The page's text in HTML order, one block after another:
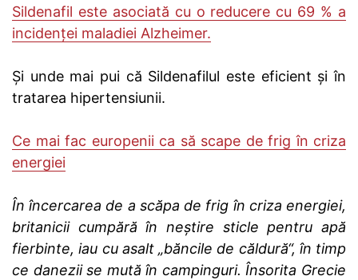
Sildenafil este asociată cu o reducere cu 69 % a
incidenţei maladiei Alzheimer.
Și unde mai pui că Sildenafilul este eficient și în
tratarea hipertensiunii.
Ce mai fac europenii ca să scape de frig în criza
energiei
În încercarea de a scăpa de frig în criza energiei,
britanicii cumpără în neştire sticle pentru apă
fierbinte, iau cu asalt „băncile de căldură“, în timp
ce danezii se mută în campinguri. Însorita Grecie